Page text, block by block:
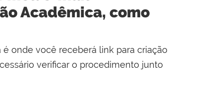
Acadêmica, como
onde você receberá link para criação
verificar o procedimento junto